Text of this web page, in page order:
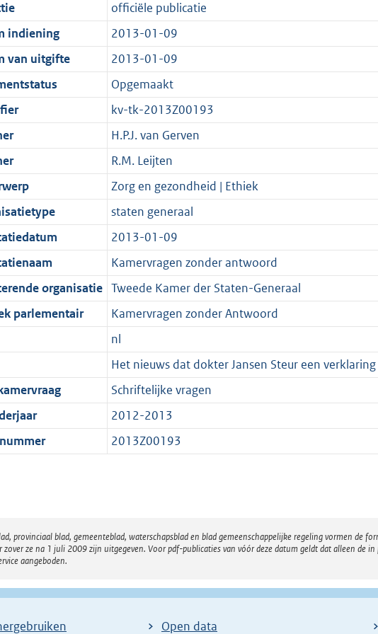
4
1
K
b
:
7
K
b
e
:
5
K
b
t
e
:
2
K
b
d
s
g
r
o
o
t
t
e
:
2
K
b
n
d
s
g
r
o
o
t
t
e
:
2
K
b
officiële publicatie
indiening
2013-01-09
van uitgifte
2013-01-09
Opgemaakt
kv-tk-2013Z00193
H.P.J. van Gerven
R.M. Leijten
Zorg en gezondheid | Ethiek
staten generaal
2013-01-09
Kamervragen zonder antwoord
organisatie Tweede Kamer der Staten-Generaal
parlementair
Kamervragen zonder Antwoord
nl
Het nieuws dat dokter Jansen Steur een
Schriftelijke vragen
2012-2013
2013Z00193
provinciaal blad, gemeenteblad, waterschapsblad en blad gemeenschappelijke regeling vormen de
ze na 1 juli 2009 zijn uitgegeven. Voor pdf-publicaties van vóór deze datum geldt dat alleen de
aangeboden.
Open data